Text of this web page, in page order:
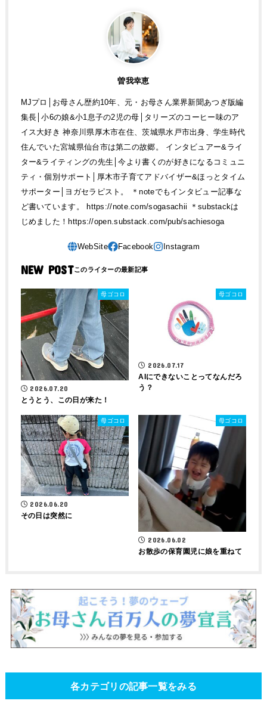
曽我幸恵
MJプロ│お母さん歴約10年、元・お母さん業界新聞あつぎ版編
集長│小6の娘&小1息子の2児の母│タリーズのコーヒー味のア
イス大好き 神奈川県厚木市在住、茨城県水戸市出身、学生時代
住んでいた宮城県仙台市は第二の故郷。 インタビュアー&ライ
ター&ライティングの先生│今より書くのが好きになるコミュニ
ティ・個別サポート│厚木市子育てアドバイザー&ほっとタイム
サポーター│ヨガセラピスト。 ＊noteでもインタビュー記事な
ど書いています。 https://note.com/sogasachii ＊substackは
じめました！https://open.substack.com/pub/sachiesoga
NEW POST
母ゴコロ
2026.07.20
とうとう、この日が来た！
母ゴコロ
2026.07.17
AIにできないことってなんだろ
う？
母ゴコロ
2026.06.20
その日は突然に
母ゴコロ
2026.06.02
お散歩の保育園児に娘を重ねて
各カテゴリの記事一覧をみる